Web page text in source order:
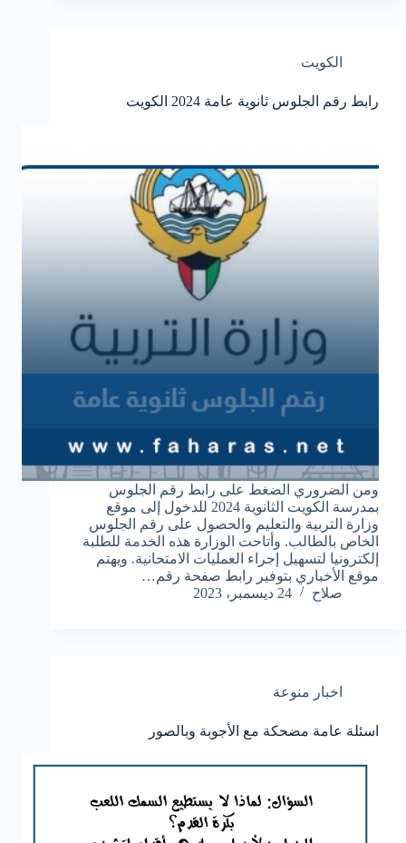
الكويت
رابط رقم الجلوس ثانوية عامة 2024 الكويت
ومن الضروري الضغط على رابط رقم الجلوس
بمدرسة الكويت الثانوية 2024 للدخول إلى موقع
وزارة التربية والتعليم والحصول على رقم الجلوس
الخاص بالطالب. وأتاحت الوزارة هذه الخدمة للطلبة
إلكترونيا لتسهيل إجراء العمليات الامتحانية. ويهتم
موقع الأخباري بتوفير رابط صفحة رقم…
صلاح
24 ديسمبر، 2023
اخبار منوعة
اسئلة عامة مضحكة مع الأجوبة وبالصور